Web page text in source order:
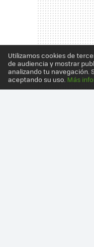
Utilizamos cookies de
de audiencia y mostrar
analizando tu navegación.
aceptando su uso. Más